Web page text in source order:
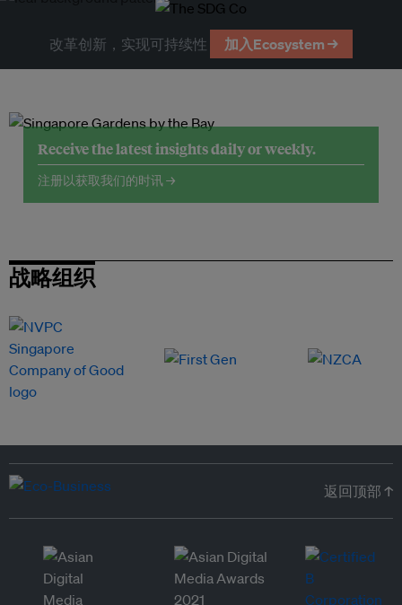
改革创新，实现可持续性 加入Ecosystem →
Receive the latest insights daily or weekly.
注册以获取我们的时讯 →
战略组织
返回顶部 ↑